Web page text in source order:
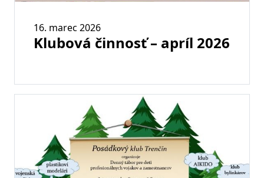
Klubová činnosť – apríl 2026
16. marec 2026